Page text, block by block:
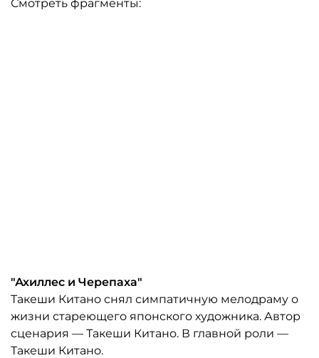
Смотреть фрагменты:
"Ахиллес и Черепаха"
Такеши Китано снял симпатичную мелодраму о
жизни стареющего японского художника. Автор
сценария — Такеши Китано. В главной роли —
Такеши Китано.